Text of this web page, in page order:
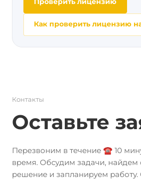
Как проверить лицензию
Контакты
Оставьте
Перезвоним в течение ☎️ 10
время. Обсудим задачи, найдем
решение и запланируем работу.